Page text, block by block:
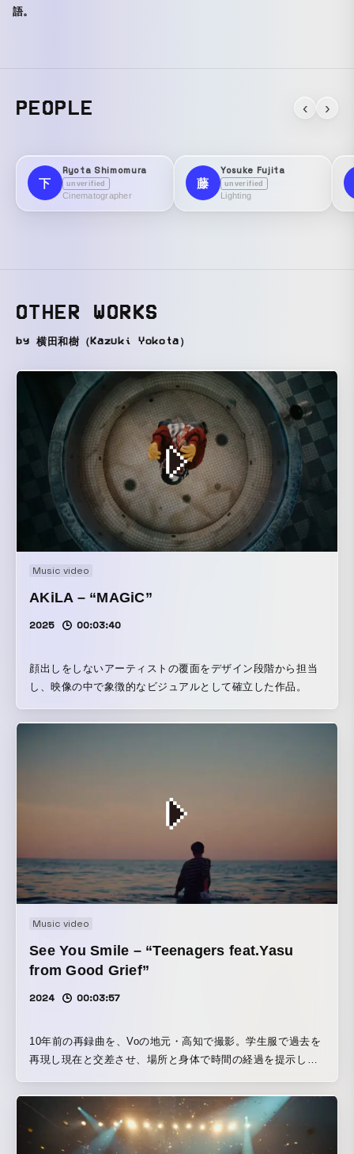
語。
PEOPLE ‹ ›
下
Ryota Shimomura
unverified
Cinematographer
藤
Yosuke Fujita
unverified
Lighting
OTHER WORKS
by 横田和樹（Kazuki Yokota）
Music video
AKiLA – “MAGiC”
2025 00:03:40
顔出しをしないアーティストの覆面をデザイン段階から担当
し、映像の中で象徴的なビジュアルとして確立した作品。
Music video
See You Smile – “Teenagers feat.Yasu
from Good Grief”
2024 00:03:57
10年前の再録曲を、Voの地元・高知で撮影。学生服で過去を
再現し現在と交差させ、場所と身体で時間の経過を提示した